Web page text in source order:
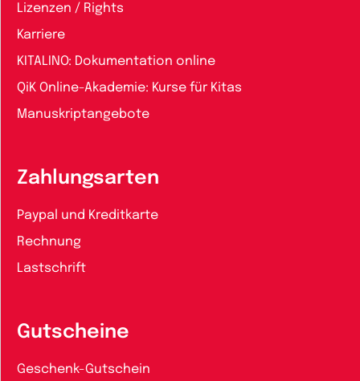
Lizenzen / Rights
Karriere
KITALINO: Dokumentation online
QiK Online-Akademie: Kurse für Kitas
Manuskriptangebote
Zahlungsarten
Paypal und Kreditkarte
Rechnung
Lastschrift
Gutscheine
Geschenk-Gutschein